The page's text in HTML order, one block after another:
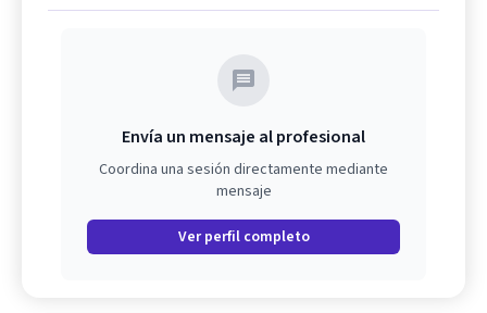
Envía un mensaje al profesional
Coordina una sesión directamente mediante
mensaje
Ver perfil completo